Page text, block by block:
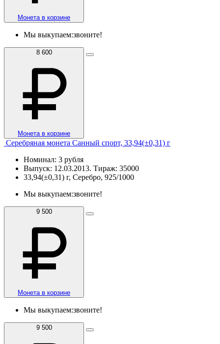
Монета в корзине
Мы выкупаем:звоните!
8 600
Монета в корзине
Серебряная монета Санный спорт, 33,94(±0,31) г
Номинал: 3 рубля
Выпуск: 12.03.2013. Тираж: 35000
33,94(±0,31) г, Серебро, 925/1000
Мы выкупаем:звоните!
9 500
Монета в корзине
Мы выкупаем:звоните!
9 500